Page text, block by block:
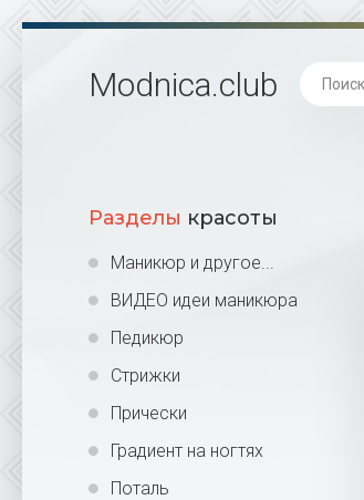
Modnica.club
Разделы красоты
Маникюр и другое...
ВИДЕО идеи маникюра
Педикюр
Стрижки
Прически
Градиент на ногтях
Поталь